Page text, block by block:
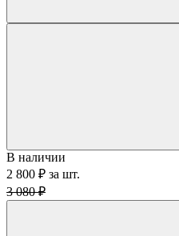
В наличии
2 800 ₽ за шт.
3 080 ₽